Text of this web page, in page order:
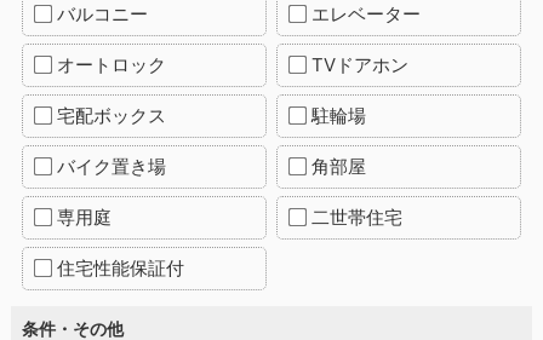
バルコニー エレベーター
オートロック TVドアホン
宅配ボックス 駐輪場
バイク置き場 角部屋
専用庭 二世帯住宅
住宅性能保証付
条件・その他